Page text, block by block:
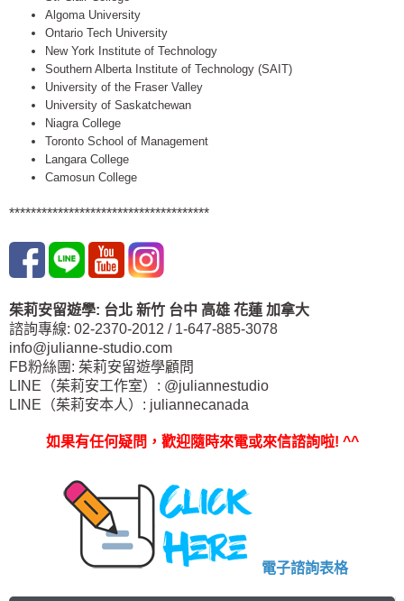
Algoma University
Ontario Tech University
New York Institute of Technology
Southern Alberta Institute of Technology (SAIT)
University of the Fraser Valley
University of Saskatchewan
Niagra College
Toronto School of Management
Langara College
Camosun College
*************************************
茱莉安留遊學: 台北 新竹 台中 高雄 花蓮 加拿大
諮詢專線: 02-2370-2012 / 1-647-885-3078
info@julianne-studio.com
FB粉絲團: 茱莉安留遊學顧問
LINE（茱莉安工作室）: @juliannestudio
LINE（茱莉安本人）: juliannecanada
如果有任何疑問，歡迎隨時來電或來信諮詢啦! ^^
電子諮詢表格